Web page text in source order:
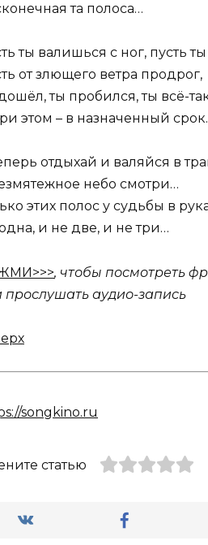
та полоса…
ты валишься с ног, пусть
от злющего ветра продрог,
ты пробился, ты всё-
этом – в назначенный срок.
отдыхай и валяйся в
небо смотри…
этих полос у судьбы в
и не две, и не три…
, чтобы посмотреть
прослушать аудио-запись
songkino.ru
статью